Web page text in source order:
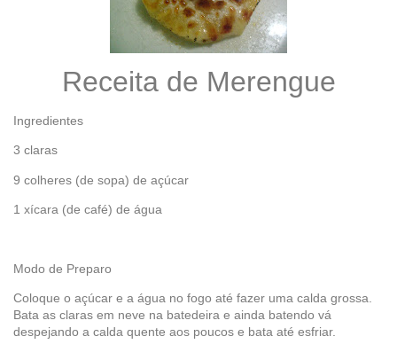
Receita de Merengue
Ingredientes
3 claras
9 colheres (de sopa) de açúcar
1 xícara (de café) de água
Modo de Preparo
Coloque o açúcar e a água no fogo até fazer uma calda grossa.
Bata as claras em neve na batedeira e ainda batendo vá
despejando a calda quente aos poucos e bata até esfriar.